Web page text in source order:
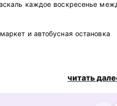
каждое воскресенье
и автобусная остановка
незаезда с вас будет снята
читать